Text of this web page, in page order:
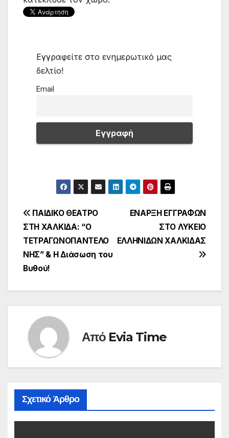
Εγγραφείτε στο ενημερωτικό μας
δελτίο!
Email
Πλοήγηση
άρθρων
ΕΝΑΡΞΗ ΕΓΓΡΑΦΩΝ
ΣΤΟ ΛΥΚΕΙΟ
ΕΛΛΗΝΙΔΩΝ ΧΑΛΚΙΔΑΣ
ΠΑΙΔΙΚΟ ΘΕΑΤΡΟ
ΣΤΗ ΧΑΛΚΙΔΑ: “Ο
ΤΕΤΡΑΓΩΝΟΠΑΝΤΕΛΟ
ΝΗΣ” & Η Διάσωση του
Βυθού!
Από Evia Time
Σχετικό Άρθρο